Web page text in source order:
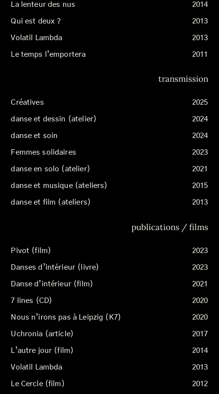
2014
La lenteur des nus
2013
Qui est deux ?
2013
Volatil Lambda
2011
Le temps l’emportera
transmission
2025
Créatives
2024
danse et dessin (atelier)
2024
danse et soin
2023
Femmes solidaires
2021
danse en solo (atelier)
2015
danse et musique (ateliers)
2013
danse et film (ateliers)
publications / films
2023
Pivot (film)
2023
Danses d’intérieur (livre)
2021
Danse d’intérieur (film)
2020
7 lines (CD)
2020
Nous n’irons pas à Leipzig (K7)
2017
Uchronia (article)
2014
L’autre jour (film)
2013
Volatil Lambda
2012
Le Cercle (film)